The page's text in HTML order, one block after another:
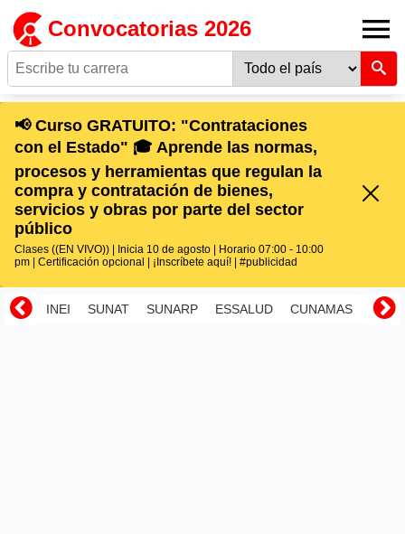
Convocatorias 2026
📢 Curso GRATUITO: "Contrataciones
con el Estado" 🎓 Aprende las normas,
procesos y herramientas que regulan la
compra y contratación de bienes,
servicios y obras por parte del sector
público
Clases ((EN VIVO)) | Inicia 10 de agosto | Horario 07:00 - 10:00
pm | Certificación opcional | ¡Inscríbete aquí! | #publicidad
INEI SUNAT SUNARP ESSALUD CUNAMAS